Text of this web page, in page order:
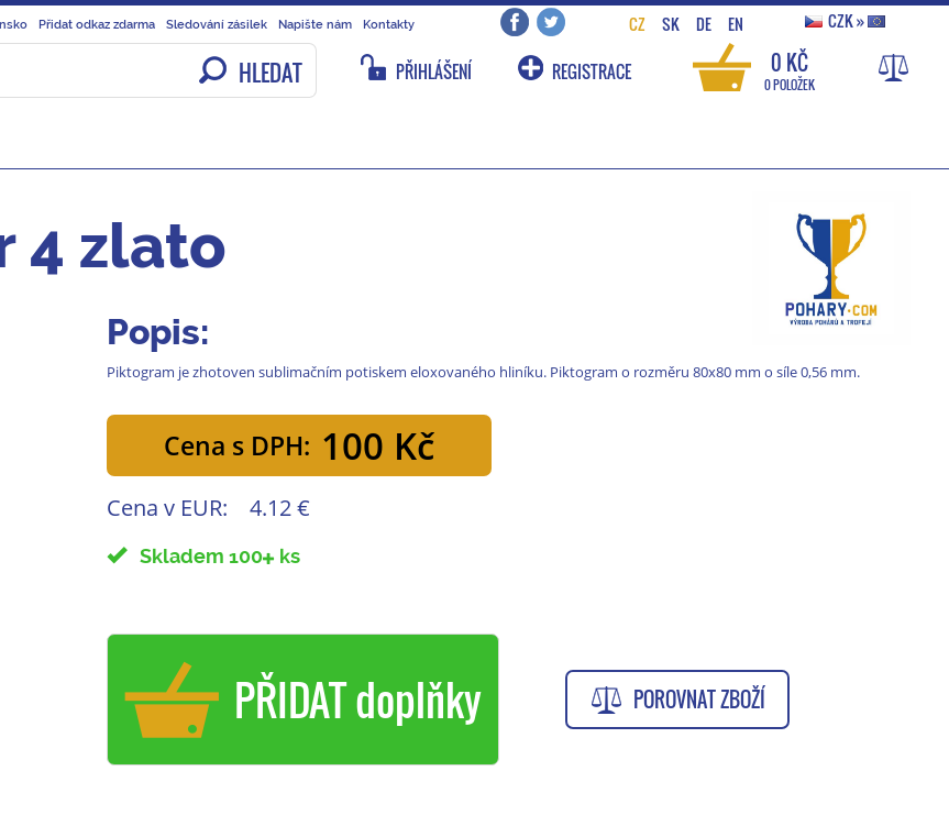
Přidat odkaz zdarma Sledování zásilek Napište nám Kontakty CZ SK DE EN CZK»
HLEDAT PŘIHLÁŠENÍ REGISTRACE 0 KČ
0 POLOŽEK
4 zlato
Popis:
Piktogram je zhotoven sublimačním potiskem eloxovaného hliníku. Piktogram o rozměru 80x80 mm o síle 0,56 mm.
Cena s DPH: 100 Kč
Cena v EUR: 4.12 €
Skladem 100 ks
PŘIDAT doplňky POROVNAT ZBOŽÍ